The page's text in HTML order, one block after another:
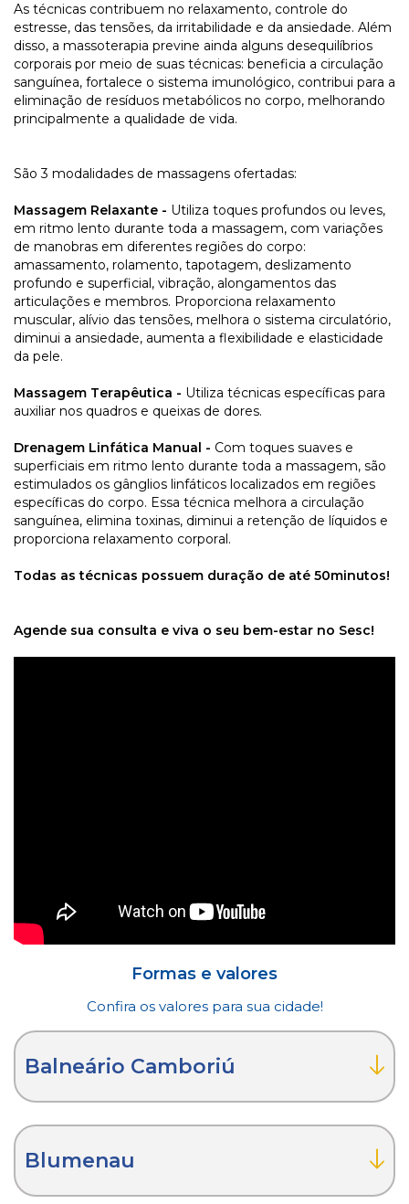
As técnicas contribuem no relaxamento, controle do
estresse, das tensões, da irritabilidade e da ansiedade. Além
disso, a massoterapia previne ainda alguns desequilíbrios
corporais por meio de suas técnicas: beneficia a circulação
sanguínea, fortalece o sistema imunológico, contribui para a
eliminação de resíduos metabólicos no corpo, melhorando
principalmente a qualidade de vida.
São 3 modalidades de massagens ofertadas:
Massagem Relaxante - Utiliza toques profundos ou leves,
em ritmo lento durante toda a massagem, com variações
de manobras em diferentes regiões do corpo:
amassamento, rolamento, tapotagem, deslizamento
profundo e superficial, vibração, alongamentos das
articulações e membros. Proporciona relaxamento
muscular, alívio das tensões, melhora o sistema circulatório,
diminui a ansiedade, aumenta a flexibilidade e elasticidade
da pele.
Massagem Terapêutica - Utiliza técnicas específicas para
auxiliar nos quadros e queixas de dores.
Drenagem Linfática Manual - Com toques suaves e
superficiais em ritmo lento durante toda a massagem, são
estimulados os gânglios linfáticos localizados em regiões
específicas do corpo. Essa técnica melhora a circulação
sanguínea, elimina toxinas, diminui a retenção de líquidos e
proporciona relaxamento corporal.
Todas as técnicas possuem duração de até 50minutos!
Agende sua consulta e viva o seu bem-estar no Sesc!
Formas e valores
Confira os valores para sua cidade!
Balneário Camboriú
Blumenau